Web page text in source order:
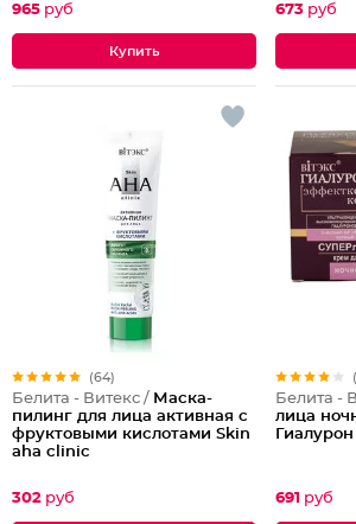
965 руб
673 руб
(64)
Белита - Витекс / Маска-
пилинг для лица активная с
фруктовыми кислотами Skin
aha clinic
302 руб
Белита -
лица
691 руб